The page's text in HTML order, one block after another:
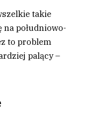
takie
południowo-
to problem
palący –